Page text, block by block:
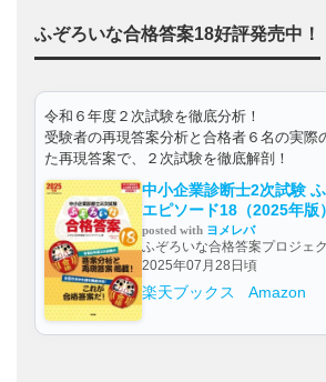
ふぞろいな合格答案18好評発売中！
令和６年度２次試験を徹底分析！
受験者の再現答案分析と合格者６名の実際
た再現答案で、２次試験を徹底解剖！
中小企業診断士2次試験
エピソード18（2025年版）
posted with ヨメレバ
ふぞろいな合格答案プロジェ
2025年07月28日頃
楽天ブックス Amazon